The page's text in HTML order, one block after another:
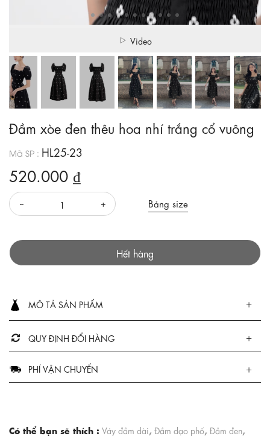
Video
Đầm xòe đen thêu hoa nhí trắng cổ vuông
Mã SP : HL25-23
520.000 ₫
Bảng size
Hết hàng
MÔ TẢ SẢN PHẨM
QUY ĐỊNH ĐỔI HÀNG
PHÍ VẬN CHUYỂN
Có thể bạn sẽ thích : Váy đầm dài, Đầm dạo phố, Đầm đen,